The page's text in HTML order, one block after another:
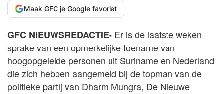
Maak GFC je Google favoriet
GFC NIEUWSREDACTIE- Er is de laatste weken
sprake van een opmerkelijke toename van
hoogopgeleide personen uit Suriname en Nederland
die zich hebben aangemeld bij de topman van de
politieke partij van Dharm Mungra, De Nieuwe